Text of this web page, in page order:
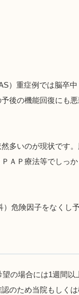
）重症例では脳卒
後の機能回復にも悪
多いのが現状です
ＡＰ療法等でしっ
危険因子をなくし
の場合には1週間
のため当院もしく